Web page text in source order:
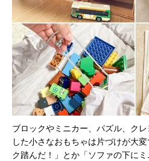
ブロックやミニカー、パズル、ク
した小さなおもちゃは片づけが大
ク踏んだ！」とか「ソファの下に